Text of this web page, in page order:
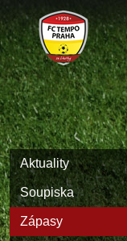
Aktuality
Soupiska
Zápasy